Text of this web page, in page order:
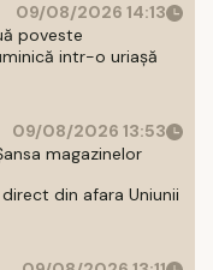
09/08/2026 14:13
poveste
intr-o uriaşă
09/08/2026 13:53
magazinelor
din afara Uniunii